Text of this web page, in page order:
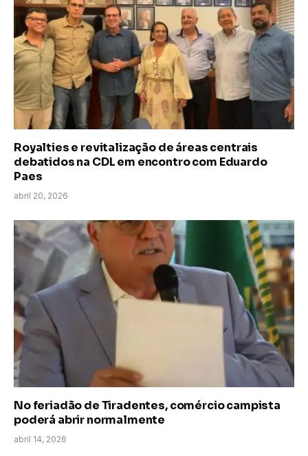
Royalties e revitalização de áreas centrais
debatidos na CDL em encontro com Eduardo
Paes
abril 20, 2026
No feriadão de Tiradentes, comércio campista
poderá abrir normalmente
abril 14, 2026